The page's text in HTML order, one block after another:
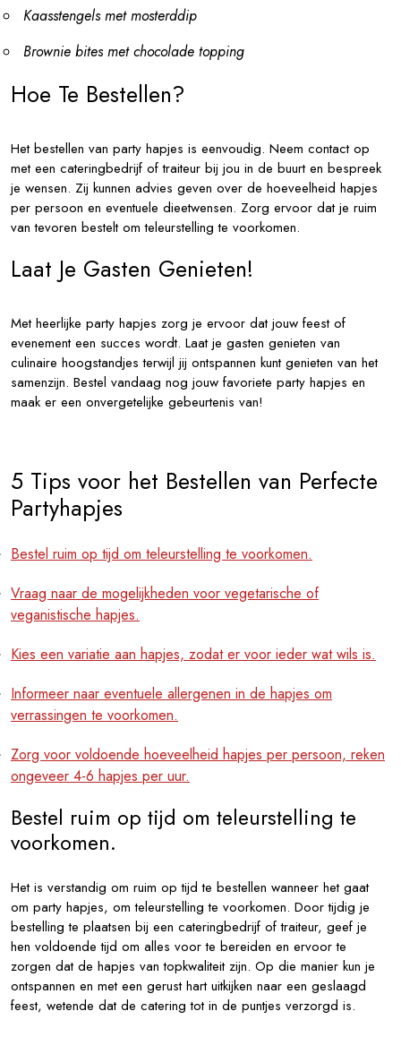
Kaasstengels met mosterddip
Brownie bites met chocolade topping
Hoe Te Bestellen?
Het bestellen van party hapjes is eenvoudig. Neem contact op
met een cateringbedrijf of traiteur bij jou in de buurt en bespreek
je wensen. Zij kunnen advies geven over de hoeveelheid hapjes
per persoon en eventuele dieetwensen. Zorg ervoor dat je ruim
van tevoren bestelt om teleurstelling te voorkomen.
Laat Je Gasten Genieten!
Met heerlijke party hapjes zorg je ervoor dat jouw feest of
evenement een succes wordt. Laat je gasten genieten van
culinaire hoogstandjes terwijl jij ontspannen kunt genieten van het
samenzijn. Bestel vandaag nog jouw favoriete party hapjes en
maak er een onvergetelijke gebeurtenis van!
5 Tips voor het Bestellen van Perfecte
Partyhapjes
Bestel ruim op tijd om teleurstelling te voorkomen.
Vraag naar de mogelijkheden voor vegetarische of
veganistische hapjes.
Kies een variatie aan hapjes, zodat er voor ieder wat wils is.
Informeer naar eventuele allergenen in de hapjes om
verrassingen te voorkomen.
Zorg voor voldoende hoeveelheid hapjes per persoon, reken
ongeveer 4-6 hapjes per uur.
Bestel ruim op tijd om teleurstelling te
voorkomen.
Het is verstandig om ruim op tijd te bestellen wanneer het gaat
om party hapjes, om teleurstelling te voorkomen. Door tijdig je
bestelling te plaatsen bij een cateringbedrijf of traiteur, geef je
hen voldoende tijd om alles voor te bereiden en ervoor te
zorgen dat de hapjes van topkwaliteit zijn. Op die manier kun je
ontspannen en met een gerust hart uitkijken naar een geslaagd
feest, wetende dat de catering tot in de puntjes verzorgd is.